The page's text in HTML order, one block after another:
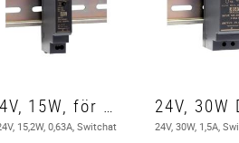
24V, 15W, för DIN-skena, Nätagregat
15,2W, 0,63A, Switchat